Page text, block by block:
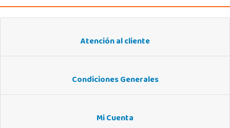
Atención al cliente
Condiciones Generales
Mi Cuenta